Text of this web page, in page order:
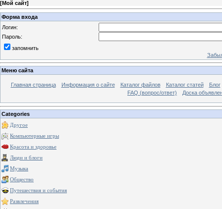
[Мой сайт]
Форма входа
Логин:
Пароль:
запомнить
Меню сайта
Главная страница Информация о сайте Каталог файлов Каталог статей
Блог
FAQ (вопрос/ответ)
Доска
Categories
Другое
Компьютерные игры
Красота и здоровье
Люди и блоги
Музыка
Общество
Путешествия и события
Развлечения